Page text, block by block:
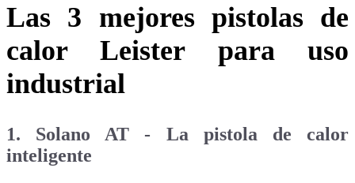
Las 3 mejores pistolas de
calor Leister para uso
industrial
1. Solano AT - La pistola de calor
inteligente